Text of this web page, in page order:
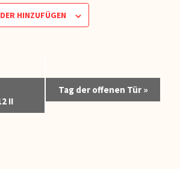
HINZUFÜGEN
II
Tag der offenen Tür »